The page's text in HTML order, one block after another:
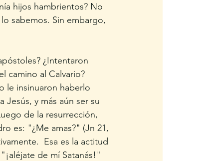
hijos hambrientos? No
sabemos. Sin embargo,
¿Intentaron
camino al Calvario?
le insinuaron haberlo
y más aún ser su
de la resurrección,
es: "¿Me amas?" (Jn 21,
Esa es la actitud
de mí Satanás!"